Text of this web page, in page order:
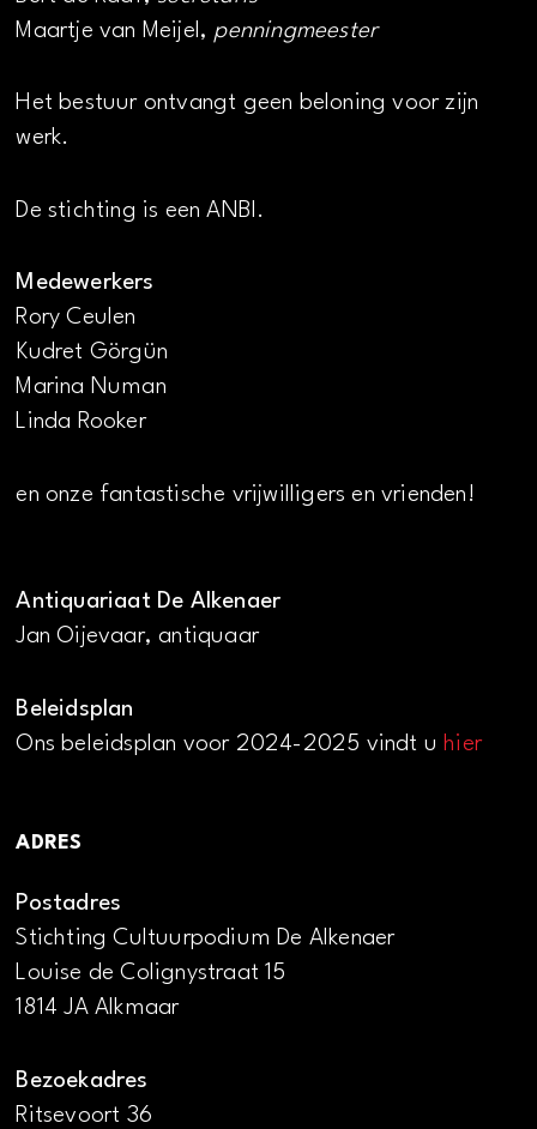
Maartje van Meijel, penningmeester
Het bestuur ontvangt geen beloning voor zijn
werk.
De stichting is een ANBI.
Medewerkers
Rory Ceulen
Kudret Görgün
Marina Numan
Linda Rooker
en onze fantastische vrijwilligers en vrienden!
Antiquariaat De Alkenaer
Jan Oijevaar, antiquaar
Beleidsplan
Ons beleidsplan voor 2024-2025 vindt u hier
ADRES
Postadres
Stichting Cultuurpodium De Alkenaer
Louise de Colignystraat 15
1814 JA Alkmaar
Bezoekadres
Ritsevoort 36